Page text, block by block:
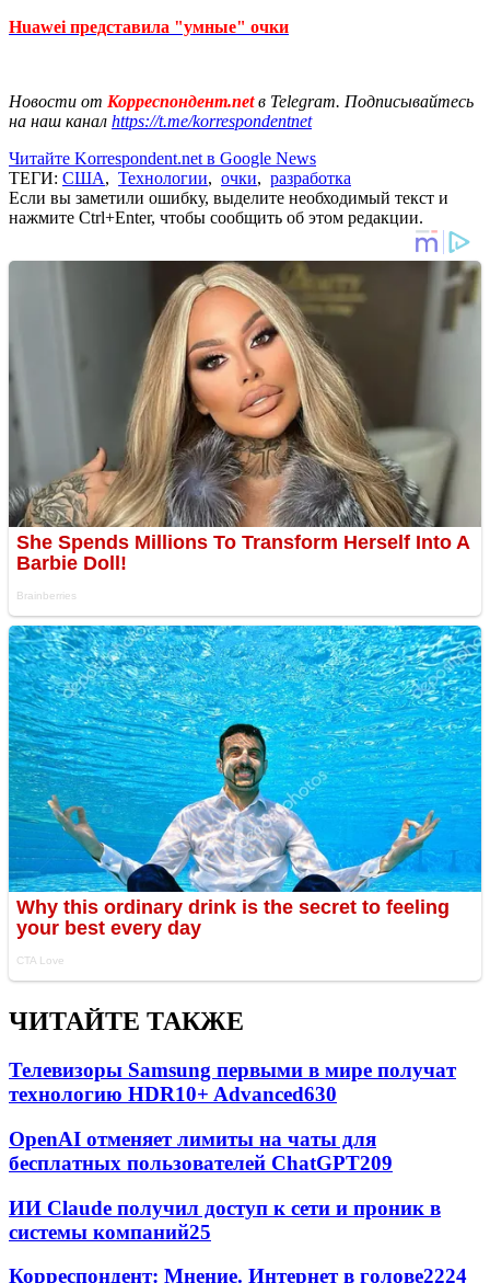
Huawei представила "умные" очки
Новости от Корреспондент.netв Telegram. Подписывайтесь
на наш канал https://t.me/korrespondentnet
Читайте Korrespondent.net в Google News
ТЕГИ: США, Технологии, очки, разработка
Если вы заметили ошибку, выделите необходимый текст и
нажмите Ctrl+Enter, чтобы сообщить об этом редакции.
ЧИТАЙТЕ ТАКЖЕ
Телевизоры Samsung первыми в мире получат
технологию HDR10+ Advanced630
OpenAI отменяет лимиты на чаты для
бесплатных пользователей ChatGPT209
ИИ Claude получил доступ к сети и проник в
системы компаний25
Корреспондент: Мнение. Интернет в голове2224